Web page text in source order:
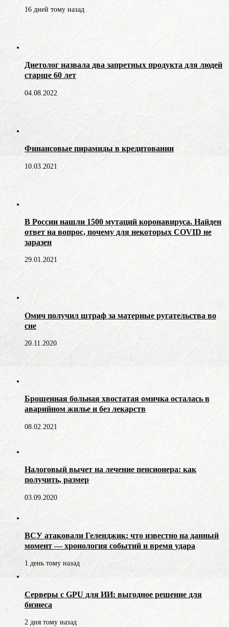
16 дней тому назад
Диетолог назвала два запретных продукта для людей
старше 60 лет
04.08.2022
Финансовые пирамиды в кредитовании
10.03.2021
В России нашли 1500 мутаций коронавируса. Найден
ответ на вопрос, почему для некоторых COVID не
заразен
29.01.2021
Омич получил штраф за матерные ругательства во
сне
20.11.2020
Брошенная больная хвостатая омичка осталась в
аварийном жилье и без лекарств
08.02.2021
Налоговый вычет на лечение пенсионера: как
получить, размер
03.09.2020
ВСУ атаковали Геленджик: что известно на данный
момент — хронология событий и время удара
1 день тому назад
Серверы с GPU для ИИ: выгодное решение для
бизнеса
2 дня тому назад